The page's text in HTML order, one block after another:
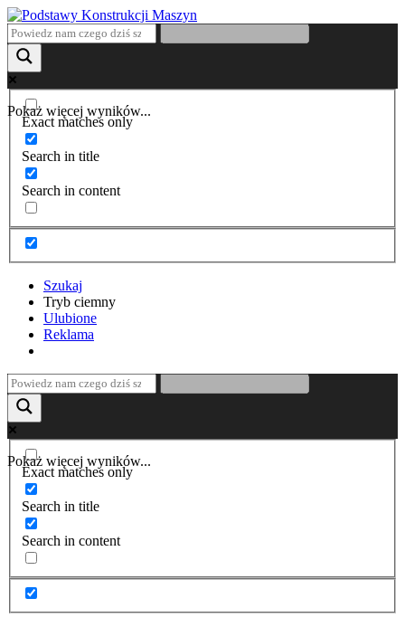
Pokaż więcej wyników...
Exact matches only
Search in title
Search in content
Szukaj
Tryb ciemny
Ulubione
Reklama
Pokaż więcej wyników...
Exact matches only
Search in title
Search in content